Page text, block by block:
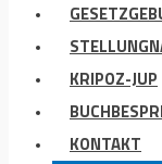
KRIPOZ-JUP
KONTAKT